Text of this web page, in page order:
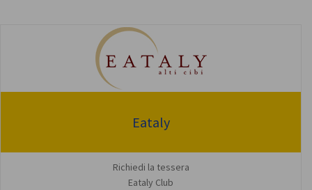
Eataly
Richiedi la tessera
Eataly Club